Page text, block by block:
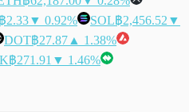
฿2.33▼ 0.92% SOL฿2,456.52 ▼
DOT฿27.87 ▲ 1.38%
฿271.91 ▼ 1.46%